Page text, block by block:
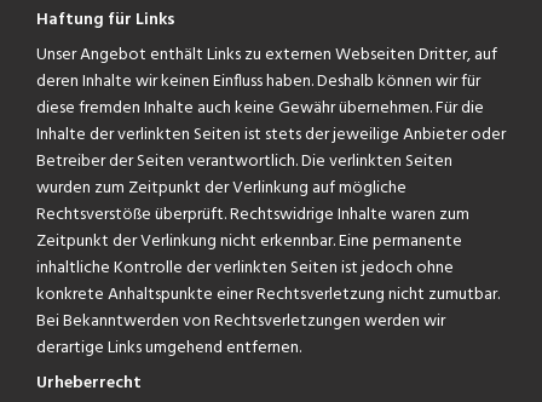
Haftung für Links
Unser Angebot enthält Links zu externen Webseiten Dritter, auf
deren Inhalte wir keinen Einfluss haben. Deshalb können wir für
diese fremden Inhalte auch keine Gewähr übernehmen. Für die
Inhalte der verlinkten Seiten ist stets der jeweilige Anbieter oder
Betreiber der Seiten verantwortlich. Die verlinkten Seiten
wurden zum Zeitpunkt der Verlinkung auf mögliche
Rechtsverstöße überprüft. Rechtswidrige Inhalte waren zum
Zeitpunkt der Verlinkung nicht erkennbar. Eine permanente
inhaltliche Kontrolle der verlinkten Seiten ist jedoch ohne
konkrete Anhaltspunkte einer Rechtsverletzung nicht zumutbar.
Bei Bekanntwerden von Rechtsverletzungen werden wir
derartige Links umgehend entfernen.
Urheberrecht